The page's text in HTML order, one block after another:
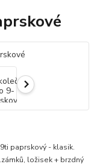
paprskový - klasik.
ložisek + brzdný